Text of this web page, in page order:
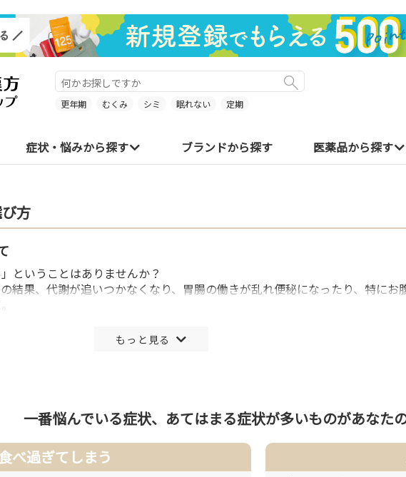
更年期 むくみ シミ 眠れない 定期
症状・悩みから探す ブランドから探す 医薬品から探す
方
ということはありませんか？
結果、代謝が追いつかなくなり、胃腸の働きが乱れ便秘になったり、特にお
上げる」ことがポイント。その方法は、消費エネルギーを増やすこと。また
りよく噛むことで、満腹感を得られる工夫を。また、脂っぽいもの、味の濃い
一番悩んでいる症状、あてはまる症状が多いものがあなた
べ過ぎてしまう